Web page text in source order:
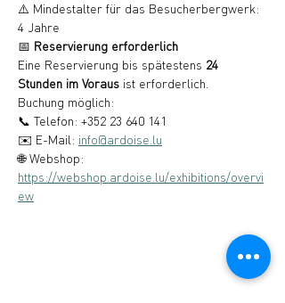
⚠️ Mindestalter für das Besucherbergwerk:
4 Jahre
📅 Reservierung erforderlich
Eine Reservierung bis spätestens 24
Stunden im Voraus ist erforderlich.
Buchung möglich:
📞 Telefon: +352 23 640 141
✉️ E-Mail: info@ardoise.lu
🌐 Webshop:
https://webshop.ardoise.lu/exhibitions/overvi
ew